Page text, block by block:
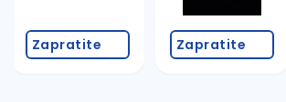
Zapratite Zapratite